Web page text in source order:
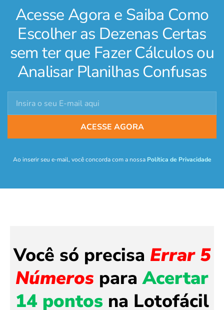
Acesse Agora e Saiba Como
Escolher as Dezenas Certas
sem ter que Fazer Cálculos ou
Analisar Planilhas Confusas
ACESSE AGORA
Ao inserir seu e-mail, você concorda com a nossa Política de Privacidade
Você só precisa Errar 5
Números paraAcertar
14 pontos na Lotofácil